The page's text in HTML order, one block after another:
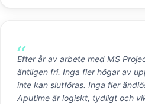
Efter år av arbete med MS
äntligen fri. Inga fler högar av
inte kan slutföras. Inga fler
Aputime är logiskt, tydligt och